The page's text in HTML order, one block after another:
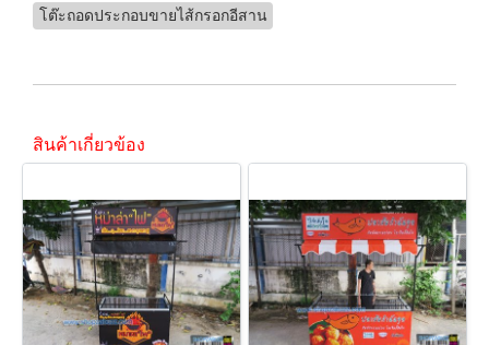
โต๊ะถอดประกอบขายไส้กรอกอีสาน
สินค้าเกี่ยวข้อง